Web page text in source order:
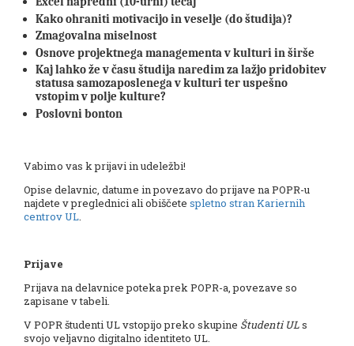
Kako ohraniti motivacijo in veselje (do študija)?
Zmagovalna miselnost
Osnove projektnega managementa v kulturi in širše
Kaj lahko že v času študija naredim za lažjo pridobitev
statusa samozaposlenega v kulturi ter uspešno
vstopim v polje kulture?
Poslovni bonton
Vabimo vas k prijavi in udeležbi!
Opise delavnic, datume in povezavo do prijave na POPR-u
najdete v preglednici ali obiščete spletno stran Kariernih
centrov UL.
Prijave
Prijava na delavnice poteka prek POPR-a, povezave so
zapisane v tabeli.
V POPR študenti UL vstopijo preko skupine Študenti ULs
svojo veljavno digitalno identiteto UL.